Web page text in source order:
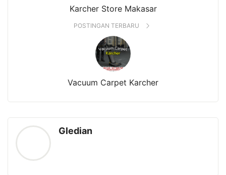
Karcher Store Makasar
POSTINGAN TERBARU
Vacuum Carpet Karcher
Gledian